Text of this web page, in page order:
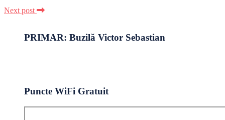
Next post
PRIMAR: Buzilă Victor Sebastian
Puncte WiFi Gratuit